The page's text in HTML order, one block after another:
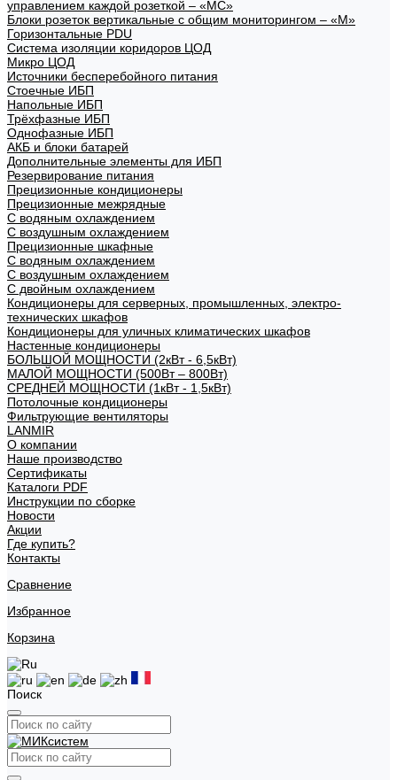
управлением каждой розеткой – «МС»
Блоки розеток вертикальные с общим мониторингом – «М»
Горизонтальные PDU
Система изоляции коридоров ЦОД
Микро ЦОД
Источники бесперебойного питания
Стоечные ИБП
Напольные ИБП
Трёхфазные ИБП
Однофазные ИБП
АКБ и блоки батарей
Дополнительные элементы для ИБП
Резервирование питания
Прецизионные кондиционеры
Прецизионные межрядные
С водяным охлаждением
С воздушным охлаждением
Прецизионные шкафные
С водяным охлаждением
С воздушным охлаждением
С двойным охлаждением
Кондиционеры для серверных, промышленных, электро-
технических шкафов
Кондиционеры для уличных климатических шкафов
Настенные кондиционеры
БОЛЬШОЙ МОЩНОСТИ (2кВт - 6,5кВт)
МАЛОЙ МОЩНОСТИ (500Вт – 800Вт)
СРЕДНЕЙ МОЩНОСТИ (1кВт - 1,5кВт)
Потолочные кондиционеры
Фильтрующие вентиляторы
LANMIR
О компании
Наше производство
Сертификаты
Каталоги PDF
Инструкции по сборке
Новости
Акции
Где купить?
Контакты
Сравнение
Избранное
Корзина
Поиск